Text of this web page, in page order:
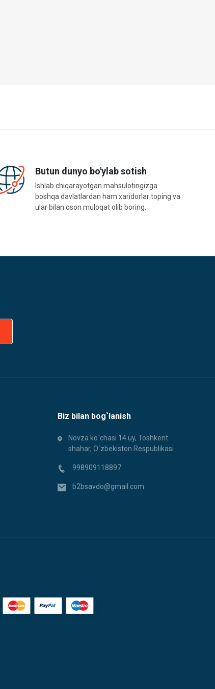
Butun dunyo bo'ylab sotish
Ishlab chiqarayotgan mahsulotingizga
boshqa davlatlardan ham xaridorlar toping va
ular bilan oson muloqat olib boring.
Biz bilan bog`lanish
Novza ko`chasi 14 uy, Toshkent
shahar, O`zbekiston Respublikasi
998909118897
b2bsavdo@gmail.com